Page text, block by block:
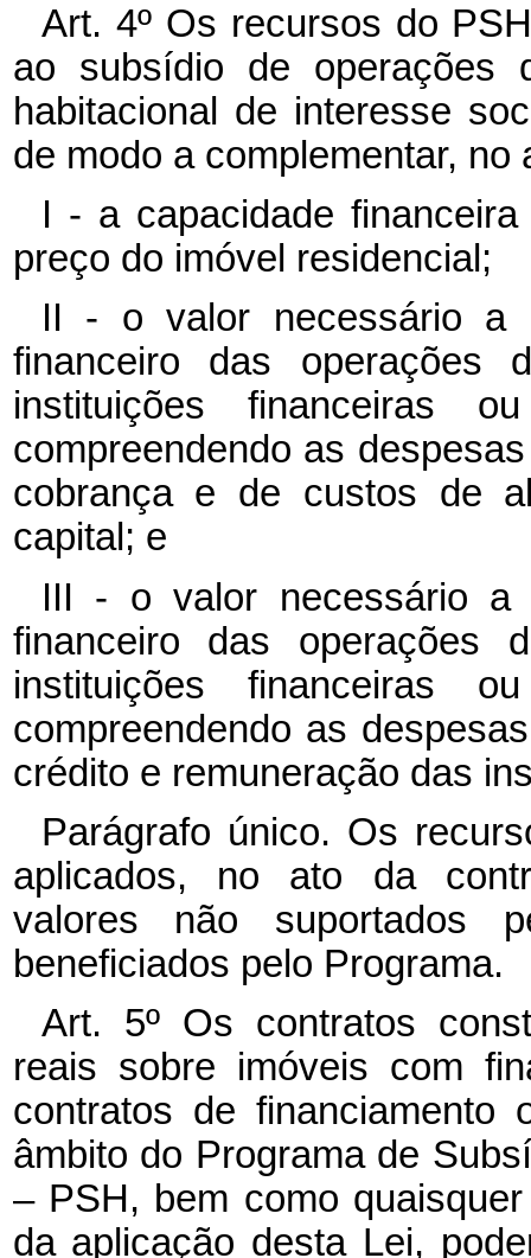
Art. 4º Os recursos do
ao subsídio de operações
habitacional de interesse
de modo a complementar, no
I - a capacidade
preço do imóvel residencial;
II - o valor necessário a
financeiro das operações
instituições financeiras
compreendendo as
cobrança e de custos de
capital; e
III - o valor necessário a
financeiro das operações
instituições financeiras
compreendendo as
crédito e remuneração das
Parágrafo único. Os
aplicados, no ato da
valores não suportados
beneficiados pelo Programa.
Art. 5º Os contratos
reais sobre imóveis com
contratos de financiamento
âmbito do Programa de
– PSH, bem como
da aplicação desta Lei,